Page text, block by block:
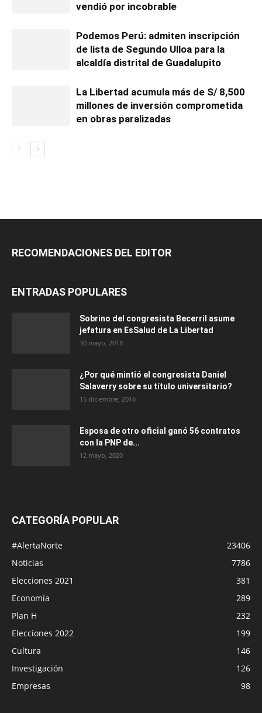
vendió por incobrable
Podemos Perú: admiten inscripción
de lista de Segundo Ulloa para la
alcaldía distrital de Guadalupito
La Libertad acumula más de S/ 8,500
millones de inversión comprometida
en obras paralizadas
RECOMENDACIONES DEL EDITOR
ENTRADAS POPULARES
Sobrino del congresista Becerril asume
jefatura en EsSalud de La Libertad
30 mayo, 2018
¿Por qué mintió el congresista Daniel
Salaverry sobre su título universitario?
15 diciembre, 2016
Esposa de otro oficial ganó 56 contratos
con la PNP de...
12 mayo, 2020
CATEGORÍA POPULAR
#AlertaNorte
23406
Noticias
7786
Elecciones 2021
381
Economía
289
Plan H
232
Elecciones 2022
199
Cultura
146
Investigación
126
Empresas
98